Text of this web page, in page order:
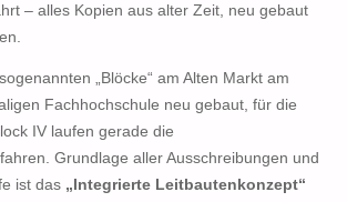
– alles Kopien aus alter Zeit, neu gebaut
„Blöcke“ am Alten Markt am
Fachhochschule neu gebaut, für die
IV laufen gerade die
Grundlage aller Ausschreibungen und
ist das „Integrierte Leitbautenkonzept“